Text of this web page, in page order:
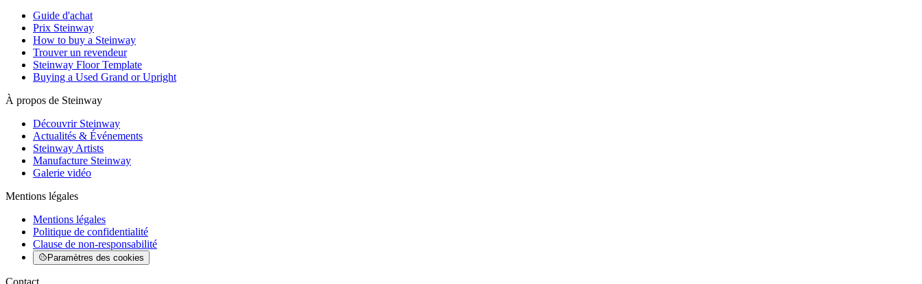
Guide d'achat
Prix Steinway
How to buy a Steinway
Trouver un revendeur
Steinway Floor Template
Buying a Used Grand or Upright
À propos de Steinway
Découvrir Steinway
Actualités & Événements
Steinway Artists
Manufacture Steinway
Galerie vidéo
Mentions légales
Mentions légales
Politique de confidentialité
Clause de non-responsabilité
Paramètres des cookies
Contact